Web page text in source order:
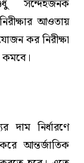
সন্দেহজনক
আওতায়
কর নিরীক্ষা
দাম নির্ধারণে
আন্তর্জাতিক